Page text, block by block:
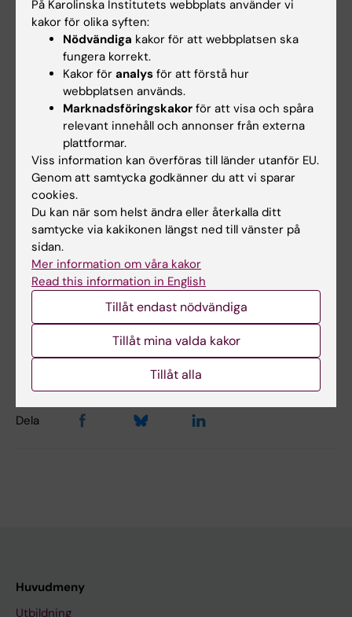
några år. Jag tycker alkohol är lömskt, för det
som säljs helt öppet ger intryck av att vara
mycket mindre farligt än till exempel droger.
Men även alkohol förstör livet för många
människor.”
Berättat för Annika Lund, först publicerad i
tidskriften Medicinsk Vetenskap, nummer 3,
2015.
Hade du nytta av informationen på denna sida?
Yes
No
Ola Danielsson
Ola Danielsson
Sidan uppdaterad:2026-04-22
Dela
Huvudmeny
Utbildning
På Karolinska Institutets webbplats använder vi
kakor för olika syften:
Nödvändiga kakor för att webbplatsen ska
fungera korrekt.
Kakor för analys för att förstå hur
webbplatsen används.
Marknadsföringskakor för att visa och spåra
relevant innehåll och annonser från externa
plattformar.
Viss information kan överföras till länder utanför EU.
Genom att samtycka godkänner du att vi sparar
cookies.
Du kan när som helst ändra eller återkalla ditt
samtycke via kakikonen längst ned till vänster på
sidan.
Mer information om våra kakor
Read this information in English
Tillåt endast nödvändiga
Tillåt mina valda kakor
Tillåt alla